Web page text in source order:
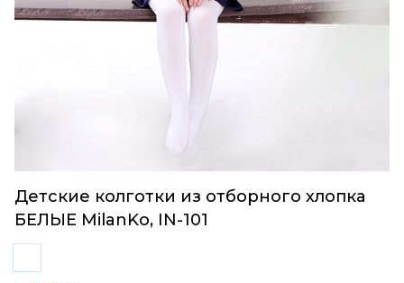
Детские колготки из отборного хлопка
БЕЛЫЕ MilanKo, IN-101